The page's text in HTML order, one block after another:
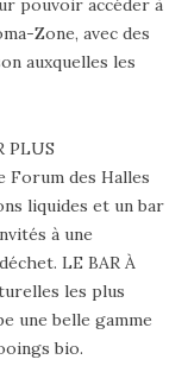
pouvoir accéder à
Zone, avec des
auxquelles les
PLUS
Forum des Halles
liquides et un bar
à une
LE BAR À
les plus
une belle gamme
bio.